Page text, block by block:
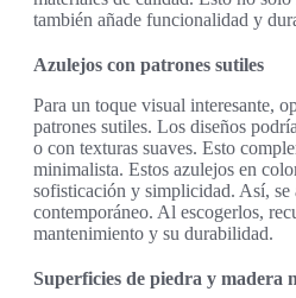
también añade funcionalidad y
Azulejos con patrones sutiles
Para un toque visual interesante,
patrones sutiles. Los diseños
o con texturas suaves. Esto
minimalista. Estos azulejos en
sofisticación y simplicidad. Así, se
contemporáneo. Al escogerlos,
mantenimiento y su durabilidad.
Superficies de piedra y madera